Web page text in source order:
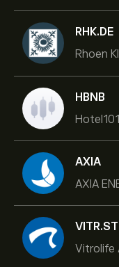
RHK.DE
Rhoen
HBNB
AXIA
AXIA
VITR.ST
Vitrolife